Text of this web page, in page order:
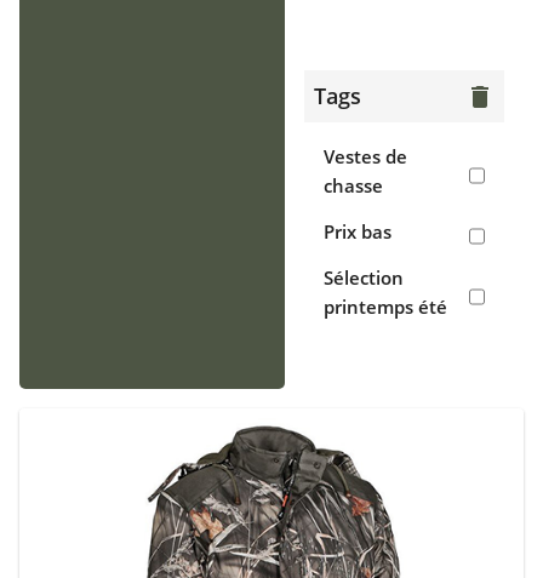
Chaussants
> Chaussures
crocs
> Écharpes,
tours de cou
> Gants
Tags delete
Vestes de
chasse
Prix bas
Sélection
printemps été